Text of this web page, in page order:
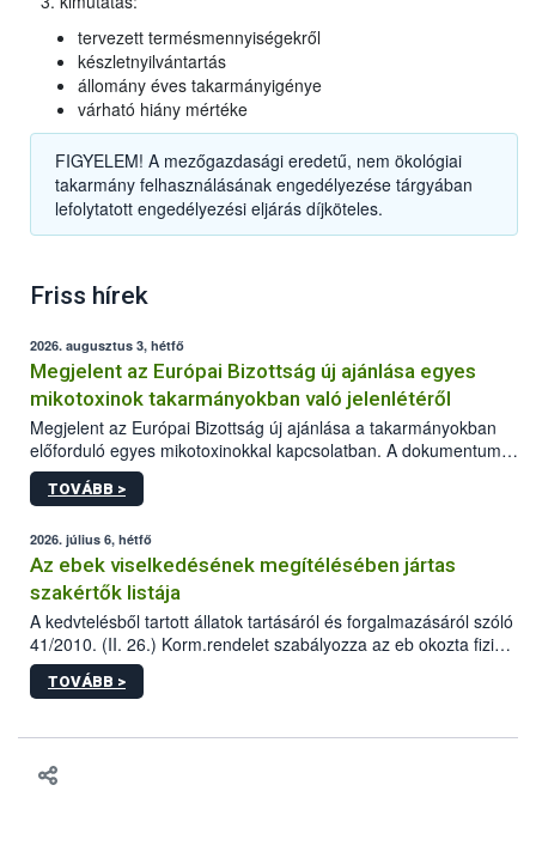
tervezett termésmennyiségekről
készletnyilvántartás
állomány éves takarmányigénye
várható hiány mértéke
FIGYELEM! A mezőgazdasági eredetű, nem ökológiai
takarmány felhasználásának engedélyezése tárgyában
lefolytatott engedélyezési eljárás díjköteles.
Friss hírek
2026. augusztus 3, hétfő
Megjelent az Európai Bizottság új ajánlása egyes
mikotoxinok takarmányokban való jelenlétéről
Megjelent az Európai Bizottság új ajánlása a takarmányokban
előforduló egyes mikotoxinokkal kapcsolatban. A dokumentum
2027-től új irányértékek alkalmazását írja elő, és a jelenleg
hatályos uniós ajánlások helyébe lép.
TOVÁBB >
2026. július 6, hétfő
Az ebek viselkedésének megítélésében jártas
szakértők listája
A kedvtelésből tartott állatok tartásáról és forgalmazásáról szóló
41/2010. (II. 26.) Korm.rendelet szabályozza az eb okozta fizikai
sérülés, illetve ennek veszélye keletkezésekor felmerülő
hatósági feladatokat, valamint a veszélyes eb tartását és annak
vonni az ebek viselkedésének megítélésében jártas szakértőt.
TOVÁBB >